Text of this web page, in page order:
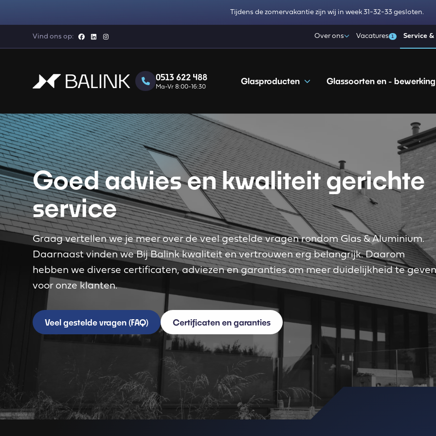
Tijdens de zomervakantie zijn wij in week 31-32-33 gesloten.
Vind ons op: Over ons Vacatures 1 Service
0513 622 488
Ma-Vr 8:00-16:30
Glasproducten Glassoorten en - bewerking
Goed advies en kwaliteit gerichte
service
Graag vertellen we je meer over de veel gestelde vragen rondom Glas & Aluminium.
Daarnaast vinden we Bij Balink kwaliteit en vertrouwen erg belangrijk. Daarom
hebben we diverse certificaten, adviezen en garanties om meer duidelijkheid te
voor onze klanten.
Veel gestelde vragen (FAQ) Certificaten en garanties